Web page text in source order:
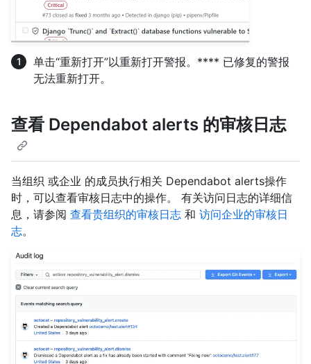
单击“重新打开”以重新打开警报。**** 已修复的警报
无法重新打开。
查看 Dependabot alerts 的审核日志
当组织 或企业 的成员执行相关 Dependabot alerts操作
时，可以查看审核日志中的操作。 有关访问日志的详细信
息，请参阅 查看贵组织的审核日志 和 访问企业的审核日
志。